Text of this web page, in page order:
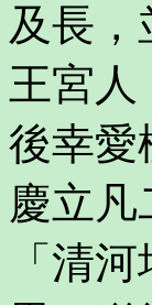
及長
王宮人
後幸愛
慶立
「清